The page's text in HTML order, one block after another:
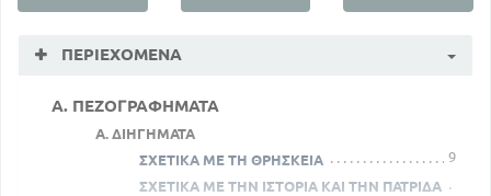
ΠΕΡΙΕΧΌΜΕΝΑ
A. ΠΕΖΟΓΡΑΦΗΜΑΤΑ
Α. ΔΙΗΓΗΜΑΤΑ
ΣΧΕΤΙΚΑ ΜΕ ΤΗ ΘΡΗΣΚΕΙΑ
9
ΣΧΕΤΙΚΑ ΜΕ ΤΗΝ ΙΣΤΟΡΙΑ ΚΑΙ ΤΗΝ ΠΑΤΡΙΔΑ